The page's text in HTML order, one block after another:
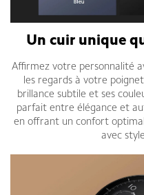
Un cuir unique
Affirmez votre personnalité
les regards à votre
brillance subtile et ses
parfait entre élégance et
en offrant un confort
avec